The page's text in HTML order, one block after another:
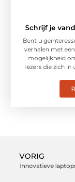
Schrijf je
Bent u
verhalen met
mogelijkheid
lezers die zich
VORIG